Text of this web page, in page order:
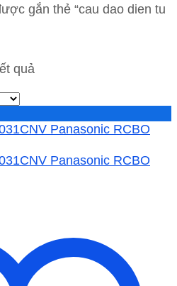
gắn thẻ “cau dao dien tu
quả